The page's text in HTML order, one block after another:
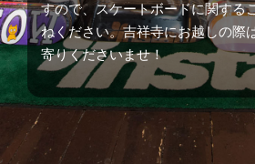
すので、スケートボードに関する
ねください。吉祥寺にお越しの際
寄りくださいませ！